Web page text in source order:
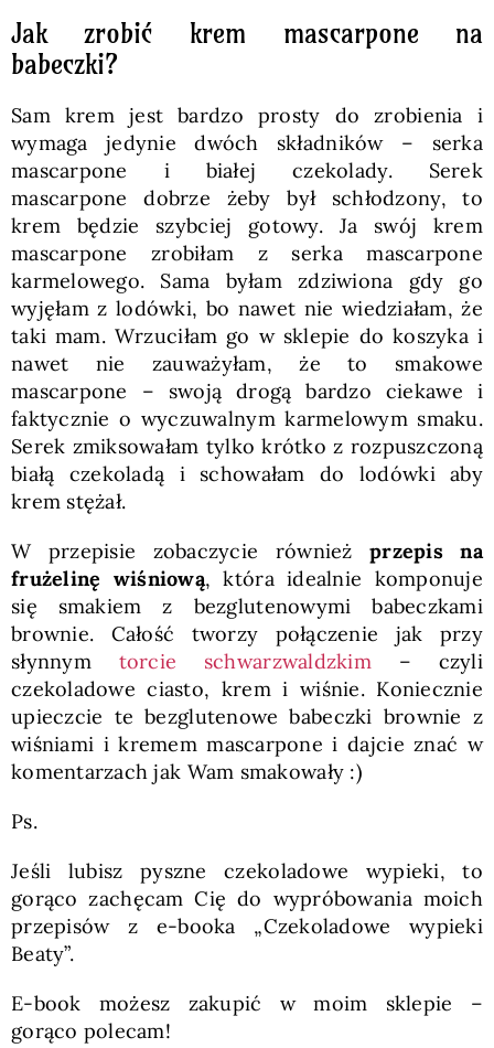
Jak zrobić krem mascarpone na
babeczki?
Sam krem jest bardzo prosty do zrobienia i
wymaga jedynie dwóch składników – serka
mascarpone i białej czekolady. Serek
mascarpone dobrze żeby był schłodzony, to
krem będzie szybciej gotowy. Ja swój krem
mascarpone zrobiłam z serka mascarpone
karmelowego. Sama byłam zdziwiona gdy go
wyjęłam z lodówki, bo nawet nie wiedziałam, że
taki mam. Wrzuciłam go w sklepie do koszyka i
nawet nie zauważyłam, że to smakowe
mascarpone – swoją drogą bardzo ciekawe i
faktycznie o wyczuwalnym karmelowym smaku.
Serek zmiksowałam tylko krótko z rozpuszczoną
białą czekoladą i schowałam do lodówki aby
krem stężał.
W przepisie zobaczycie równieżprzepis na
frużelinę wiśniową, która idealnie komponuje
się smakiem z bezglutenowymi babeczkami
brownie. Całość tworzy połączenie jak przy
słynnym torcie schwarzwaldzkim– czyli
czekoladowe ciasto, krem i wiśnie. Koniecznie
upieczcie te bezglutenowe babeczki brownie z
wiśniami i kremem mascarpone i dajcie znać w
komentarzach jak Wam smakowały :)
Ps.
Jeśli lubisz pyszne czekoladowe wypieki, to
gorąco zachęcam Cię do wypróbowania moich
przepisów z e-booka „Czekoladowe wypieki
Beaty”.
E-book możesz zakupić w moim sklepie –
gorąco polecam!